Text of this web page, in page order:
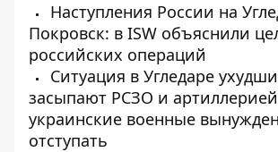
Наступления России на
Покровск: в ISW объяснили
российских операций
Ситуация в Угледаре
засыпают РСЗО и
украинские военные
отступать